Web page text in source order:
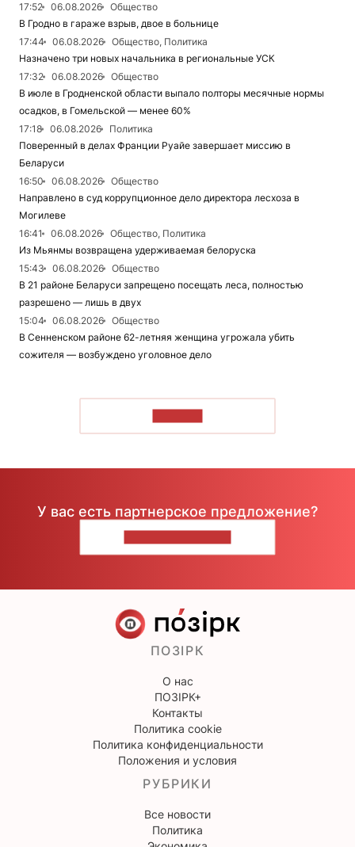
17:52
06.08.2026
Общество
В Гродно в гараже взрыв, двое в больнице
17:44
06.08.2026
Общество, Политика
Назначено три новых начальника в региональные УСК
17:32
06.08.2026
Общество
В июле в Гродненской области выпало полторы месячные нормы
осадков, в Гомельской — менее 60%
17:18
06.08.2026
Политика
Поверенный в делах Франции Руайе завершает миссию в
Беларуси
16:50
06.08.2026
Общество
Направлено в суд коррупционное дело директора лесхоза в
Могилеве
16:41
06.08.2026
Общество, Политика
Из Мьянмы возвращена удерживаемая белоруска
15:43
06.08.2026
Общество
В 21 районе Беларуси запрещено посещать леса, полностью
разрешено — лишь в двух
15:04
06.08.2026
Общество
В Сенненском районе 62-летняя женщина угрожала убить
сожителя — возбуждено уголовное дело
У вас есть партнерское предложение?
ПОЗІРК
О нас
ПОЗІРК+
Контакты
Политика cookie
Политика конфиденциальности
Положения и условия
РУБРИКИ
Все новости
Политика